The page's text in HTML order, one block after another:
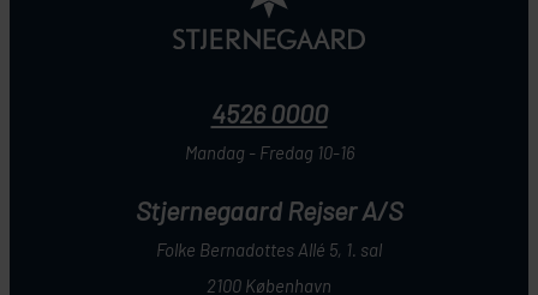
4526 0000
Mandag - Fredag 10-16
Stjernegaard Rejser A/S
Folke Bernadottes Allé 5, 1. sal
2100 København